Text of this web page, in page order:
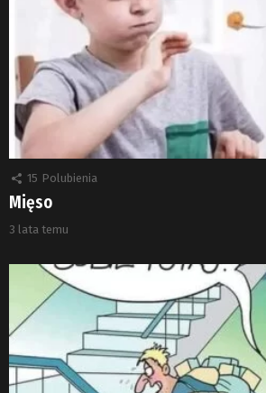
15 Polubienia
Mięso
3 lata temu